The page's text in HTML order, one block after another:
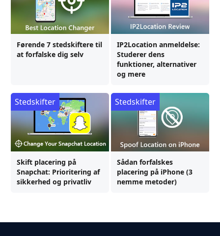
Førende 7 stedskiftere til
at forfalske dig selv
IP2Location anmeldelse:
Studerer dens
funktioner, alternativer
og mere
Skift placering på
Snapchat: Prioritering af
sikkerhed og privatliv
Stedskifter
Sådan forfalskes
placering på iPhone (3
nemme metoder)
Stedskifter